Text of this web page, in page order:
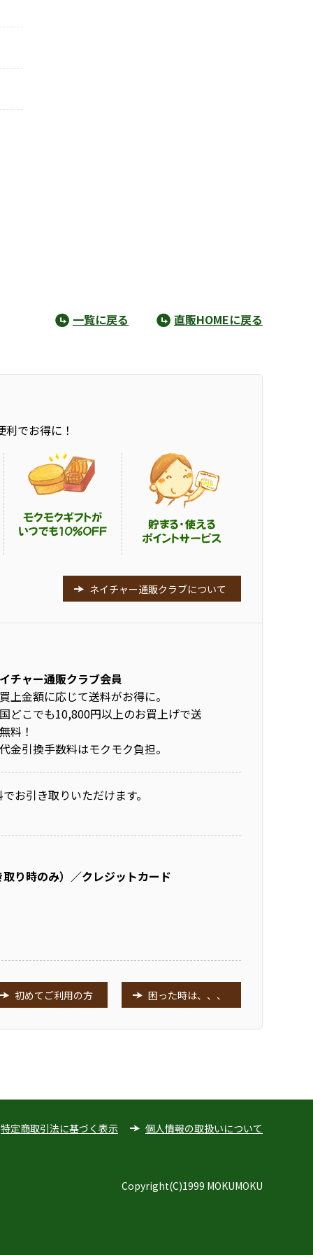
一覧に戻る 直販HOMEに戻る
でお得に！
ネイチャー通販クラブについて
チャー通販クラブ会員
上金額に応じて送料がお得に。
どこでも10,800円以上のお買上げで送
料！
代金引換手数料はモクモク負担。
お引き取りいただけます。
り時のみ）／クレジットカード
初めてご利用の方 困った時は、、、
特定商取引法に基づく表示 個人情報の取扱いについて
Copyright(C)1999 MOKUMOKU